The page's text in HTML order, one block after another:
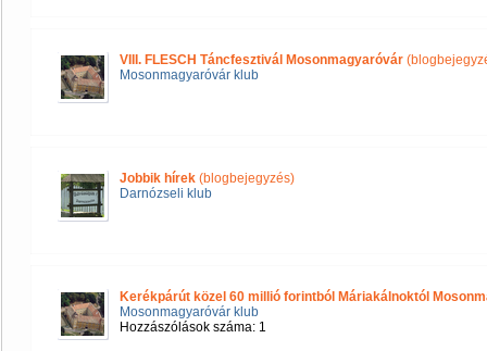
VIII. FLESCH Táncfesztivál Mosonmagyaróvár
Mosonmagyaróvár klub
Jobbik hírek (blogbejegyzés)
Darnózseli klub
Kerékpárút közel 60 millió forintból Máriakálnoktól
Mosonmagyaróvár klub
Hozzászólások száma: 1